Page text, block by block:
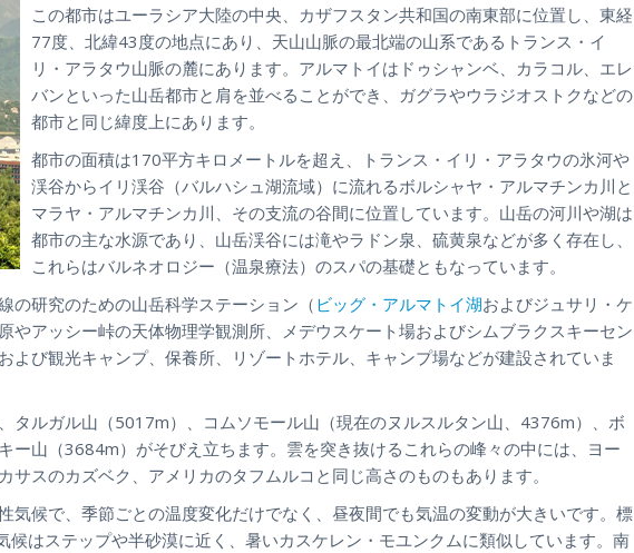
この都市はユーラシア大陸の中央、カザフスタン共和国の南東部に位置し、東経
77度、北緯43度の地点にあり、天山山脈の最北端の山系であるトランス・イ
リ・アラタウ山脈の麓にあります。アルマトイはドゥシャンベ、カラコル、エレ
バンといった山岳都市と肩を並べることができ、ガグラやウラジオストクなどの
都市と同じ緯度上にあります。
都市の面積は170平方キロメートルを超え、トランス・イリ・アラタウの氷河や
渓谷からイリ渓谷（バルハシュ湖流域）に流れるボルシャヤ・アルマチンカ川と
マラヤ・アルマチンカ川、その支流の谷間に位置しています。山岳の河川や湖は
都市の主な水源であり、山岳渓谷には滝やラドン泉、硫黄泉などが多く存在し、
これらはバルネオロジー（温泉療法）のスパの基礎ともなっています。
の研究のための山岳科学ステーション（ ビッグ・アルマトイ湖およびジュサリ・ケ
やアッシー峠の天体物理学観測所、メデウスケート場およびシムブラクスキーセン
よび観光キャンプ、保養所、リゾートホテル、キャンプ場などが建設されていま
タルガル山（5017m）、コムソモール山（現在のヌルスルタン山、4376m）、ボ
ー山（3684m）がそびえ立ちます。雲を突き抜けるこれらの峰々の中には、ヨー
サスのカズベク、アメリカのタフムルコと同じ高さのものもあります。
気候で、季節ごとの温度変化だけでなく、昼夜間でも気温の変動が大きいです。標
候はステップや半砂漠に近く、暑いカスケレン・モユンクムに類似しています。南